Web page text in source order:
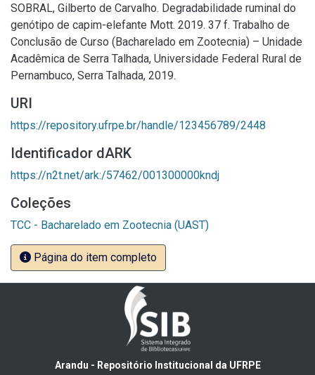
SOBRAL, Gilberto de Carvalho. Degradabilidade ruminal do
genótipo de capim-elefante Mott. 2019. 37 f. Trabalho de
Conclusão de Curso (Bacharelado em Zootecnia) – Unidade
Acadêmica de Serra Talhada, Universidade Federal Rural de
Pernambuco, Serra Talhada, 2019.
URI
https://repository.ufrpe.br/handle/123456789/2448
Identificador dARK
https://n2t.net/ark:/57462/001300000kndj
Coleções
TCC - Bacharelado em Zootecnia (UAST)
Página do item completo
Arandu - Repositório Institucional da UFRPE